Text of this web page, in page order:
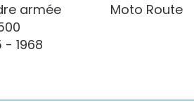
armée
- 1968
Moto Route